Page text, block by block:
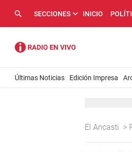
SECCIONES INICIO
Últimas Noticias Edición Impresa
El Ancasti >